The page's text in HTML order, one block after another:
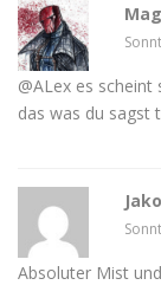
@ALex es
das was du sagst
Absoluter Mist